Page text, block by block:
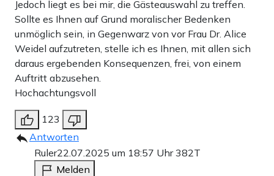
Jedoch liegt es bei mir, die Gästeauswahl zu treffen.
Sollte es Ihnen auf Grund moralischer Bedenken
unmöglich sein, in Gegenwarz von vor Frau Dr. Alice
Weidel aufzutreten, stelle ich es Ihnen, mit allen sich
daraus ergebenden Konsequenzen, frei, von einem
Auftritt abzusehen.
Hochachtungsvoll
123
Antworten
Ruler22.07.2025 um 18:57 Uhr382T
Melden